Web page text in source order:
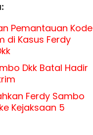
Pemantauan Kode
di Kasus Ferdy
Dkk Batal Hadir
Ferdy Sambo
Kejaksaan 5